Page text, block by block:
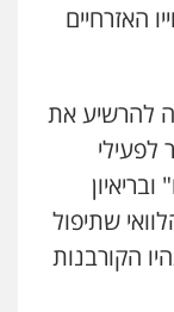
האזרחיים
להרשיע את
שתיפול
הקורבנות